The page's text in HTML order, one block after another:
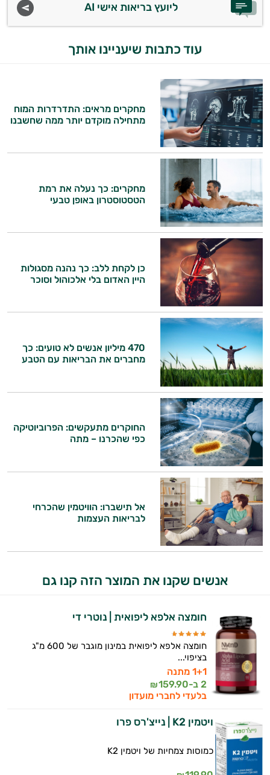
ליועץ בריאות אישי AI
עוד כתבות שיעניינו אותך
מחקרים מראים: התדרדרות המוח
מתחילה מוקדם יותר ממה שחשבנו
מחקרים: כך נעלה את רמת
הטסטוסטרון באופן טבעי
כן לקחת ללב: כך נהנה מסגולות
היין האדום בלי אלכוהול וסוכר
470 מיליון אנשים לא טועים: כך
מחברים את הבריאות עם הטבע
החוקרים מתעקשים: הפרוביוטיקה
כפי שהכרנו – מתה
אל תישברו: הוויטמין שהכרחי
לבריאות העצמות
אנשים שקנו את המוצר הזה קנו גם
חומצה אלפא ליפואית | נוטרי די
חומצה אלפא ליפואית במינון מוגבר של 600 מ"ג
בציפוי...
1+1 מתנה
2 ב-
159.90
₪
בלעדי לחברי מועדון
ויטמין K2 | נייצ'רס פרו
כמוסות צמחיות של ויטמין K2
היי,
התשובות שלי מבוססות על מאגרי מידע קליניים
וספרות מקצועית בתחומי הרפואה הטבעית
ותזונת הספורט.